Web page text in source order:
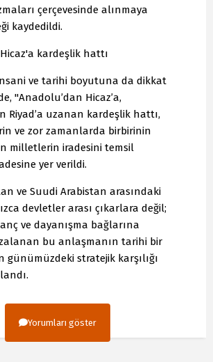
çerçevesinde alınmaya
kaydedildi.
kardeşlik hattı
ve tarihi boyutuna da dikkat
"Anadolu’dan Hicaz’a,
Riyad’a uzanan kardeşlik hattı,
ve zor zamanlarda birbirinin
milletlerin iradesini temsil
yer verildi.
ve Suudi Arabistan arasındaki
devletler arası çıkarlara değil;
ve dayanışma bağlarına
bu anlaşmanın tarihi bir
stratejik karşılığı
Yorumları göster